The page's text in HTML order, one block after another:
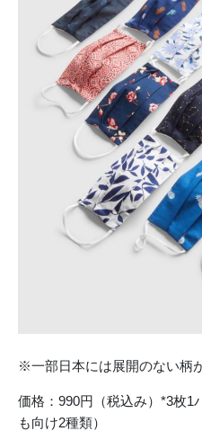
※一部日本には展開のない柄
価格：990円（税込み）*3枚1
も向け2種類）